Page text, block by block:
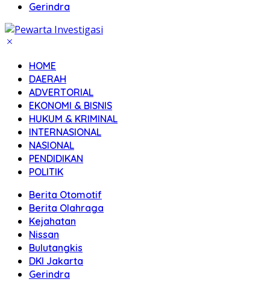
Gerindra
HOME
DAERAH
ADVERTORIAL
EKONOMI & BISNIS
HUKUM & KRIMINAL
INTERNASIONAL
NASIONAL
PENDIDIKAN
POLITIK
Berita Otomotif
Berita Olahraga
Kejahatan
Nissan
Bulutangkis
DKI Jakarta
Gerindra